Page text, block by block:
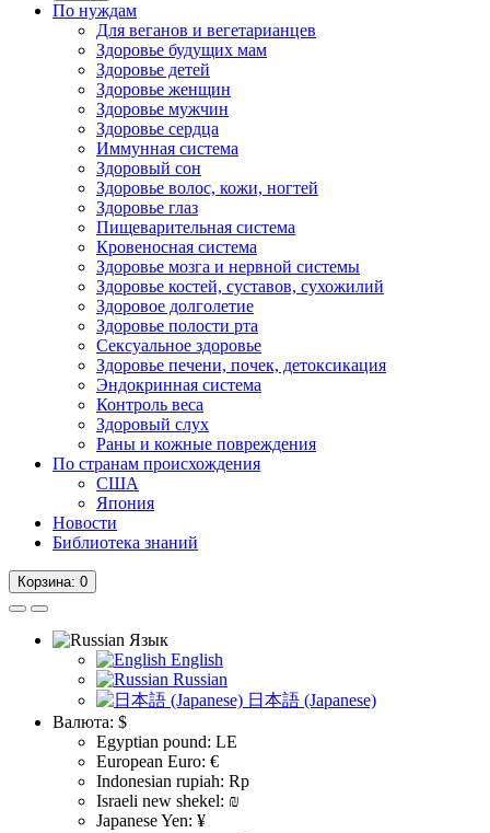
По нуждам
Для веганов и вегетарианцев
Здоровье будущих мам
Здоровье детей
Здоровье женщин
Здоровье мужчин
Здоровье сердца
Иммунная система
Здоровый сон
Здоровье волос, кожи, ногтей
Здоровье глаз
Пищеварительная система
Кровеносная система
Здоровье мозга и нервной системы
Здоровье костей, суставов, сухожилий
Здоровое долголетие
Здоровье полости рта
Сексуальное здоровье
Здоровье печени, почек, детоксикация
Эндокринная система
Контроль веса
Здоровый слух
Раны и кожные повреждения
По странам происхождения
США
Япония
Новости
Библиотека знаний
Корзина: 0
Язык
English
Russian
日本語 (Japanese)
Валюта: $
Egyptian pound: LE
European Euro: €
Indonesian rupiah: Rp
Israeli new shekel: ₪
Japanese Yen: ¥